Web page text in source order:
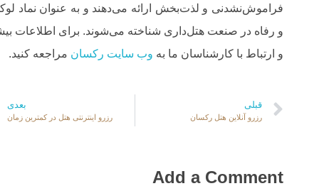
فراموش‌نشدنی و لذت‌بخش ارائه می‌دهند و به عنوان نماد
و رفاه در صنعت هتل‌داری شناخته می‌شوند. برای اطلاعات
و ارتباط با کارشناسان ما به وب سایت رکسان مراجعه کنید.
قبلی
رزرو آنلاین هتل رکسان
بعدی
رزرو اینترنتی هتل در کمترین زمان
Add a Comment